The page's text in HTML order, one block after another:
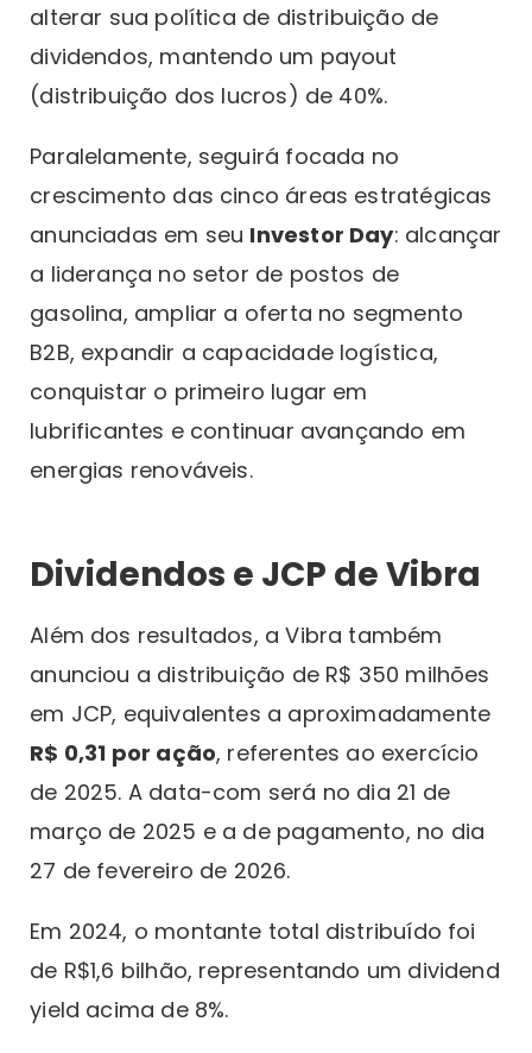
alterar sua política de distribuição de
dividendos, mantendo um payout
(distribuição dos lucros) de 40%.
Paralelamente, seguirá focada no
crescimento das cinco áreas estratégicas
anunciadas em seu Investor Day: alcançar
a liderança no setor de postos de
gasolina, ampliar a oferta no segmento
B2B, expandir a capacidade logística,
conquistar o primeiro lugar em
lubrificantes e continuar avançando em
energias renováveis.
Dividendos e JCP de Vibra
Além dos resultados, a Vibra também
anunciou a distribuição de R$ 350 milhões
em JCP, equivalentes a aproximadamente
R$ 0,31 por ação, referentes ao exercício
de 2025. A data-com será no dia 21 de
março de 2025 e a de pagamento, no dia
27 de fevereiro de 2026.
Em 2024, o montante total distribuído foi
de R$1,6 bilhão, representando um dividend
yield acima de 8%.